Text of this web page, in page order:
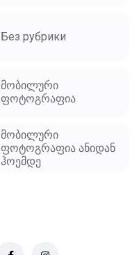
Без рубрики
მობილური
ფოტოგრაფია
მობილური
ფოტოგრაფია ანიდან
ჰოემდე